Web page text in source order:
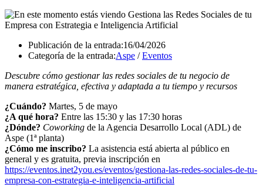
Publicación de la entrada:16/04/2026
Categoría de la entrada:Aspe / Eventos
Descubre cómo gestionar las redes sociales de tu negocio de
manera estratégica, efectiva y adaptada a tu tiempo y recursos
¿Cuándo? Martes, 5 de mayo
¿A qué hora? Entre las 15:30 y las 17:30 horas
¿Dónde? Coworking de la Agencia Desarrollo Local (ADL) de
Aspe (1ª planta)
¿Cómo me inscribo? La asistencia está abierta al público en
general y es gratuita, previa inscripción en
https://eventos.inet2you.es/eventos/gestiona-las-redes-sociales-de-tu-
empresa-con-estrategia-e-inteligencia-artificial